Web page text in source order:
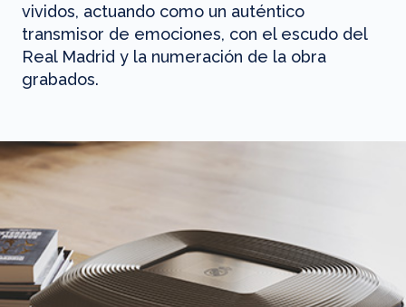
vividos, actuando como un auténtico
transmisor de emociones, con el escudo del
Real Madrid y la numeración de la obra
grabados.